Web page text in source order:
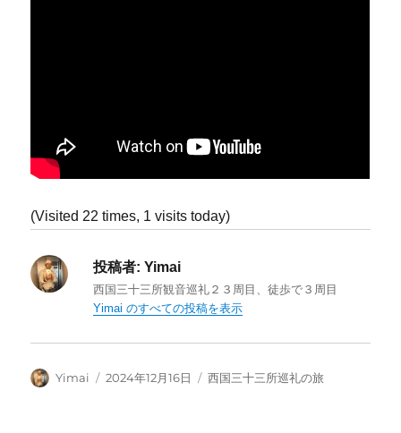
(Visited 22 times, 1 visits today)
投稿者: Yimai
西国三十三所観音巡礼２３周目、徒歩で３周目
Yimai のすべての投稿を表示
投
Yimai
投
2024年12月16日
カ
西国三十三所巡礼の旅